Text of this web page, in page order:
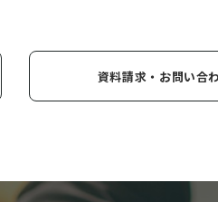
資料請求・お問い合